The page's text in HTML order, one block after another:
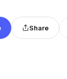
Share